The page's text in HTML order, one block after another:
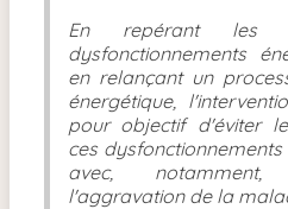
En repérant les
dysfonctionnements
en relançant un
énergétique,
pour objectif d'éviter
ces
avec,
l'aggravation de la